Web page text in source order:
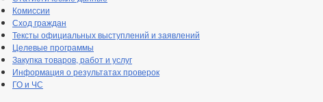
Комиссии
Сход граждан
Тексты официальных выступлений и заявлений
Целевые программы
Закупка товаров, работ и услуг
Информация о результатах проверок
ГО и ЧС